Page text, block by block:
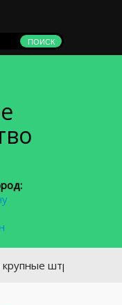
штрафы за